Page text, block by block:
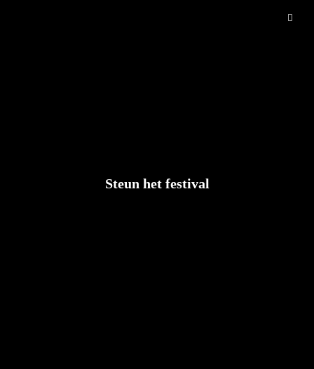
Steun het festival